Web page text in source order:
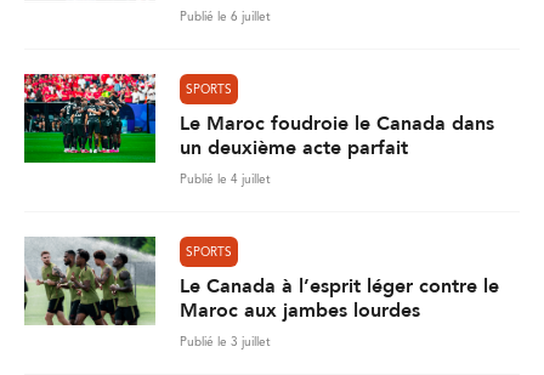
Publié le 6 juillet
SPORTS
Le Maroc foudroie le Canada dans
un deuxième acte parfait
Publié le 4 juillet
SPORTS
Le Canada à l’esprit léger contre le
Maroc aux jambes lourdes
Publié le 3 juillet